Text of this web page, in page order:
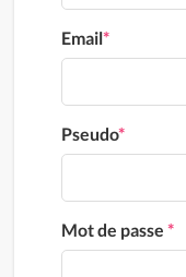
Email*
Pseudo*
Mot de passe *